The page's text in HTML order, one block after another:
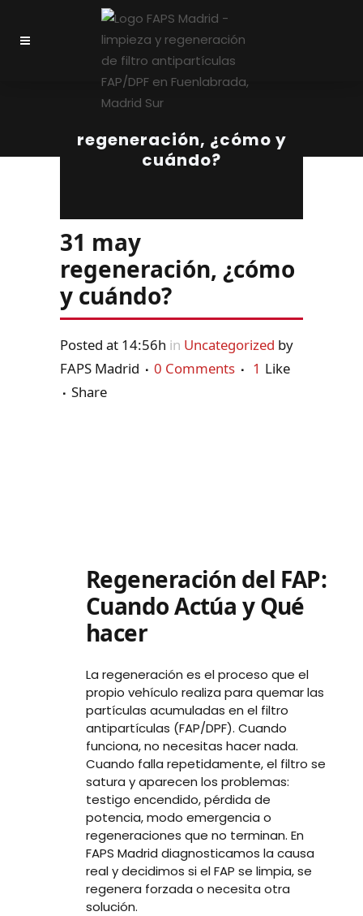
regeneración, ¿cómo y
cuándo?
31 may
regeneración, ¿cómo
y cuándo?
Posted at 14:56h in Uncategorized by
FAPS Madrid
0 Comments 1 Like
Share
Regeneración del FAP:
Cuando Actúa y Qué
hacer
La regeneración es el proceso que el
propio vehículo realiza para quemar las
partículas acumuladas en el filtro
antipartículas (FAP/DPF). Cuando
funciona, no necesitas hacer nada.
Cuando falla repetidamente, el filtro se
satura y aparecen los problemas:
testigo encendido, pérdida de
potencia, modo emergencia o
regeneraciones que no terminan. En
FAPS Madrid diagnosticamos la causa
real y decidimos si el FAP se limpia, se
regenera forzada o necesita otra
solución.